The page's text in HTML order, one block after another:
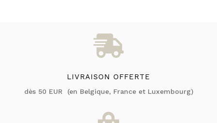

LIVRAISON OFFERTE
dès 50 EUR (en Belgique, France et Luxembourg)